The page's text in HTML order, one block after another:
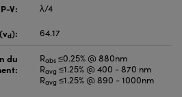
V:
λ/4
d): 64.17
du
Rabs ≤0.25% @ 880nm
Ravg ≤1.25% @ 400 - 870 nm
Ravg ≤1.25% @ 890 - 1000nm